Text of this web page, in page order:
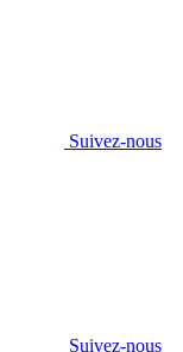
Suivez-nous
Suivez-nous